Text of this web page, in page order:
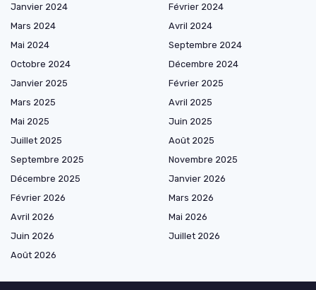
Janvier 2024
Février 2024
Mars 2024
Avril 2024
Mai 2024
Septembre 2024
Octobre 2024
Décembre 2024
Janvier 2025
Février 2025
Mars 2025
Avril 2025
Mai 2025
Juin 2025
Juillet 2025
Août 2025
Septembre 2025
Novembre 2025
Décembre 2025
Janvier 2026
Février 2026
Mars 2026
Avril 2026
Mai 2026
Juin 2026
Juillet 2026
Août 2026